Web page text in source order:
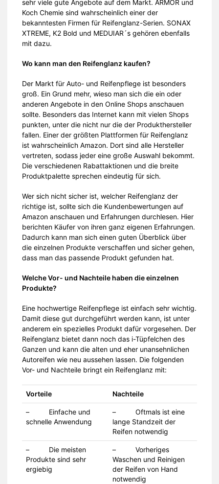
sehr viele gute Angebote auf dem Markt. ARMOR und
Koch Chemie sind wahrscheinlich einer der
bekanntesten Firmen für Reifenglanz-Serien. SONAX
XTREME, K2 Bold und MEDUIAR´s gehören ebenfalls
mit dazu.
Wo kann man den Reifenglanz kaufen?
Der Markt für Auto- und Reifenpflege ist besonders
groß. Ein Grund mehr, wieso man sich die ein oder
anderen Angebote in den Online Shops anschauen
sollte. Besonders das Internet kann mit vielen Shops
punkten, unter die nicht nur die der Produkthersteller
fallen. Einer der größten Plattformen für Reifenglanz
ist wahrscheinlich Amazon. Dort sind alle Hersteller
vertreten, sodass jeder eine große Auswahl bekommt.
Die verschiedenen Rabattaktionen und die breite
Produktpalette sprechen eindeutig für sich.
Wer sich nicht sicher ist, welcher Reifenglanz der
richtige ist, sollte sich die Kundenbewertungen auf
Amazon anschauen und Erfahrungen durchlesen. Hier
berichten Käufer von ihren ganz eigenen Erfahrungen.
Dadurch kann man sich einen guten Überblick über
die einzelnen Produkte verschaffen und sicher gehen,
dass man das passende Produkt gefunden hat.
Welche Vor- und Nachteile haben die einzelnen
Produkte?
Eine hochwertige Reifenpflege ist einfach sehr wichtig.
Damit diese gut durchgeführt werden kann, ist unter
anderem ein spezielles Produkt dafür vorgesehen. Der
Reifenglanz bietet dann noch das i-Tüpfelchen des
Ganzen und kann die alten und eher unansehnlichen
Autoreifen wie neu aussehen lassen. Die folgenden
Vor- und Nachteile bringt ein Reifenglanz mit:
Vorteile Nachteile
– Einfache und
schnelle Anwendung
– Oftmals ist eine
lange Standzeit der
Reifen notwendig
– Die meisten
Produkte sind sehr
ergiebig
– Vorheriges
Waschen und Reinigen
der Reifen von Hand
notwendig